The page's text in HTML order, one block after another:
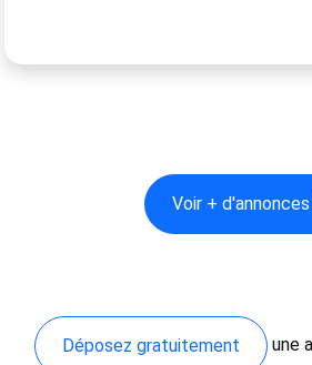
Voir + d'annonces
Déposez gratuitement une